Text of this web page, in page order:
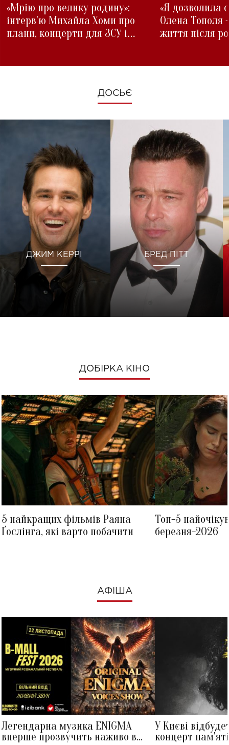
«Мрію про велику родину»:
інтерв'ю Михайла Хоми про
плани, концерти для ЗСУ і
«Я дозволила
Олена Тополя
життя після
ДОСЬЄ
ДЖИМ КЕРРІ БРЕД ПІТТ
ДОБІРКА КІНО
5 найкращих фільмів Раяна
Ґослінга, які варто побачити
Топ-5
березня-2026
АФІША
Легендарна музика ENIGMA
вперше прозвучить наживо в
У Києві
концерт